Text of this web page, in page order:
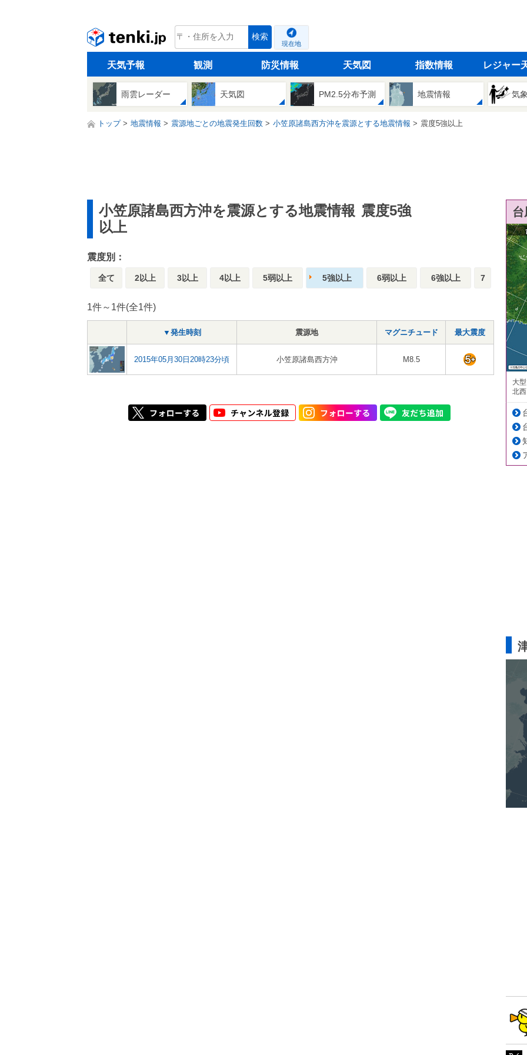
tenki.jp 検索
現在地
天気予報 観測 防災情報 天気図 指数情報 レジャー
雨雲レーダー 天気図 PM2.5分布予測 地震情報 気
トップ 地震情報 震源地ごとの地震発生回数 小笠原諸島西方沖を震源とする地震情報 震度5強以上
小笠原諸島西方沖を震源とする地震情報 震度5強
以上
震度別：
全て 2以上 3以上 4以上 5弱以上 5強以上 6弱以上 6強以上 7
1件～1件(全1件)
▼発生時刻 震源地 マグニチュード 最大震度
2015年05月30日20時23分頃 小笠原諸島西方沖 M8.5
大
北